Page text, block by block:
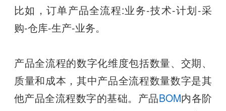
比如，订单产品全流程:业务-技术-计划-采
购-仓库-生产-业务。
产品全流程的数字化维度包括数量、交期、
质量和成本，其中产品全流程数量数字是其
他产品全流程数字的基础。产品BOM内各阶